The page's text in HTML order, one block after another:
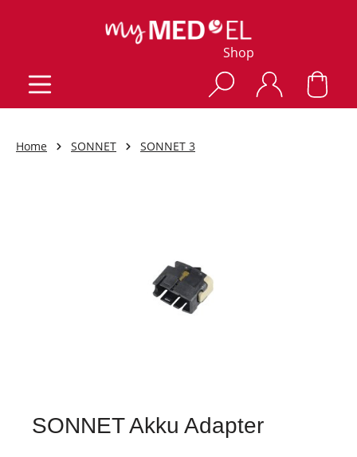
Shop
Home SONNET SONNET 3
SONNET Akku Adapter